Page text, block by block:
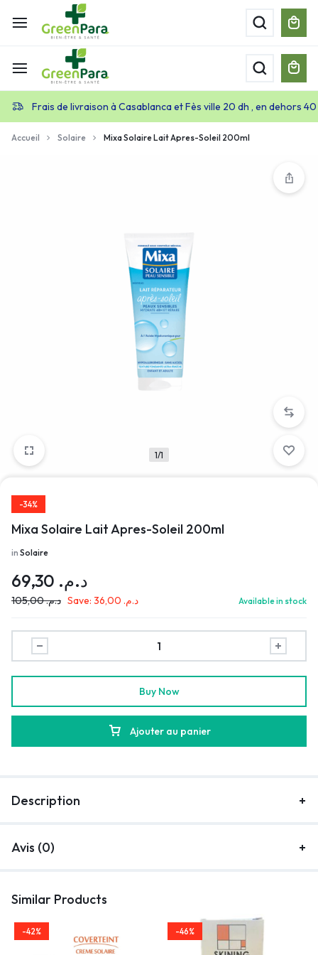
Frais de livraison à Casablanca et Fès ville 20 dh , en dehors
Accueil Solaire Mixa Solaire Lait Apres-Soleil 200ml
1/1
-34%
Mixa Solaire Lait Apres-Soleil 200ml
in Solaire
د.م.
د.م.105,00 Save: د.م. Available in stock
Ajouter au panier
Buy Now
Description
Avis (0)
Similar Products
-42% -46%